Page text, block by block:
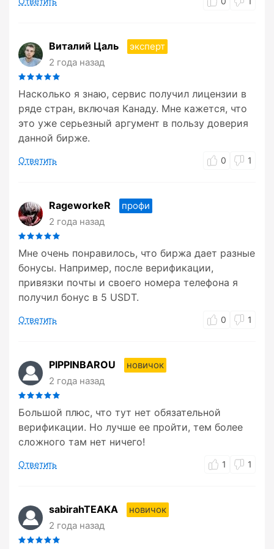
Виталий Цаль
эксперт
2 года назад
Насколько я знаю, сервис получил лицензии в
ряде стран, включая Канаду. Мне кажется, что
это уже серьезный аргумент в пользу доверия
данной бирже.
Ответить 0 1
RageworkeR
профи
2 года назад
Мне очень понравилось, что биржа дает разные
бонусы. Например, после верификации,
привязки почты и своего номера телефона я
получил бонус в 5 USDT.
Ответить 0 1
PIPPINBAROU
новичок
2 года назад
Большой плюс, что тут нет обязательной
верификации. Но лучше ее пройти, тем более
сложного там нет ничего!
Ответить 1 1
sabirahTEAKA
новичок
2 года назад